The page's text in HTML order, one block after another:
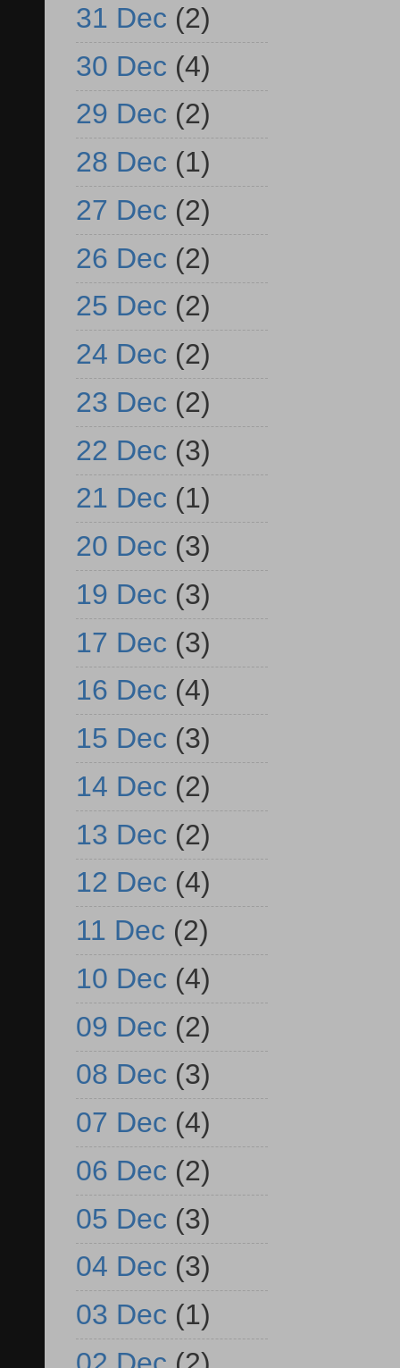
31 Dec (2)
30 Dec (4)
29 Dec (2)
28 Dec (1)
27 Dec (2)
26 Dec (2)
25 Dec (2)
24 Dec (2)
23 Dec (2)
22 Dec (3)
21 Dec (1)
20 Dec (3)
19 Dec (3)
17 Dec (3)
16 Dec (4)
15 Dec (3)
14 Dec (2)
13 Dec (2)
12 Dec (4)
11 Dec (2)
10 Dec (4)
09 Dec (2)
08 Dec (3)
07 Dec (4)
06 Dec (2)
05 Dec (3)
04 Dec (3)
03 Dec (1)